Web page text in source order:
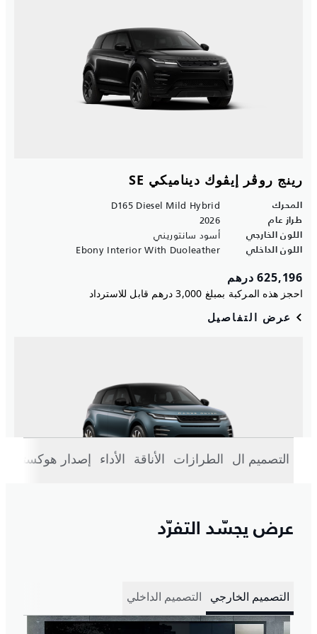
التصميم ال الطرازات الأناقة الأداء إصدار هوكستون
عرض يجسّد التفرّد
التصميم الخارجي التصميم الداخلي